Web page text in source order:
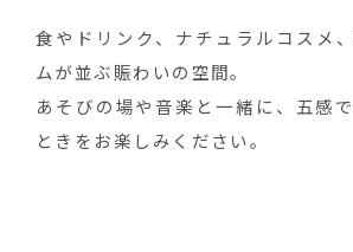
食やドリンク、ナチュラルコスメ
ムが並ぶ賑わいの空間。
あそびの場や音楽と一緒に、五感
ときをお楽しみください。